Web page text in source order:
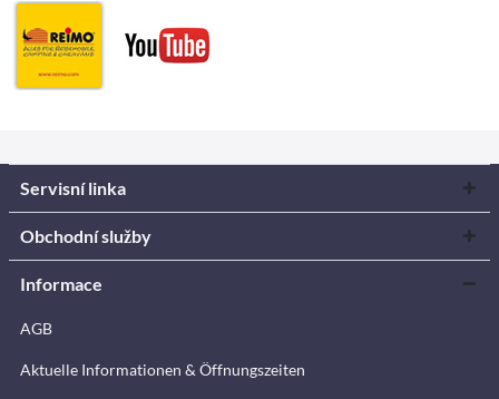
Servisní linka
Obchodní služby
Informace
AGB
Aktuelle Informationen & Öffnungszeiten